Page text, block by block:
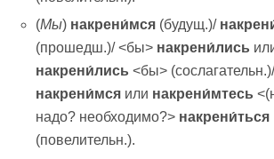
(Мы) накрени́мся (будущ.)/
(прошедш.)/ <бы> накрени́лись
накрени́лись <бы>
накрени́мся или накрени́мтесь
надо? необходимо?> накрени́ться
(повелительн.).